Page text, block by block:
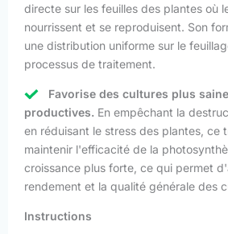
directe sur les feuilles des plantes où
nourrissent et se reproduisent. Son
une distribution uniforme sur le
processus de traitement.
Favorise des cultures plus
productives. En empêchant la
en réduisant le stress des plantes, ce
maintenir l'efficacité de la
croissance plus forte, ce qui permet
rendement et la qualité générale des
Instructions